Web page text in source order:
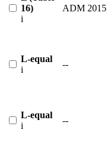
16)
i
ADM 2015
L-equal
i
--
L-equal
i
--